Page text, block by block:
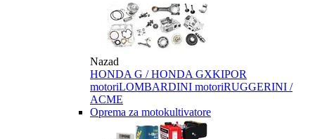
Nazad
HONDA G / HONDA GXKIPOR
motoriLOMBARDINI motoriRUGGERINI /
ACME
Oprema za motokultivatore